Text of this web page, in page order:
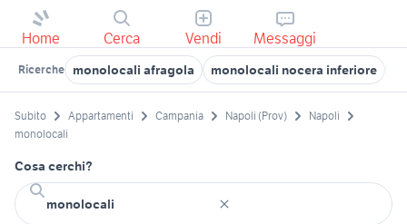
Home Cerca Vendi Messaggi
Ricerche monolocali afragola monolocali nocera inferiore
Subito Appartamenti Campania Napoli (Prov)
Napoli
monolocali
Cosa cerchi?